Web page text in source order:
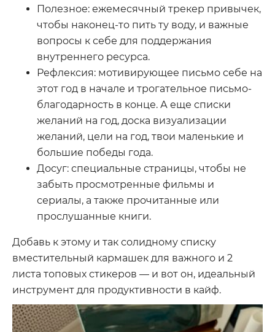
Полезное: ежемесячный трекер привычек,
чтобы наконец-то пить ту воду, и важные
вопросы к себе для поддержания
внутреннего ресурса.
Рефлексия: мотивирующее письмо себе на
этот год в начале и трогательное письмо-
благодарность в конце. А еще списки
желаний на год, доска визуализации
желаний, цели на год, твои маленькие и
большие победы года.
Досуг: специальные страницы, чтобы не
забыть просмотренные фильмы и
сериалы, а также прочитанные или
прослушанные книги.
Добавь к этому и так солидному списку
вместительный кармашек для важного и 2
листа топовых стикеров — и вот он, идеальный
инструмент для продуктивности в кайф.